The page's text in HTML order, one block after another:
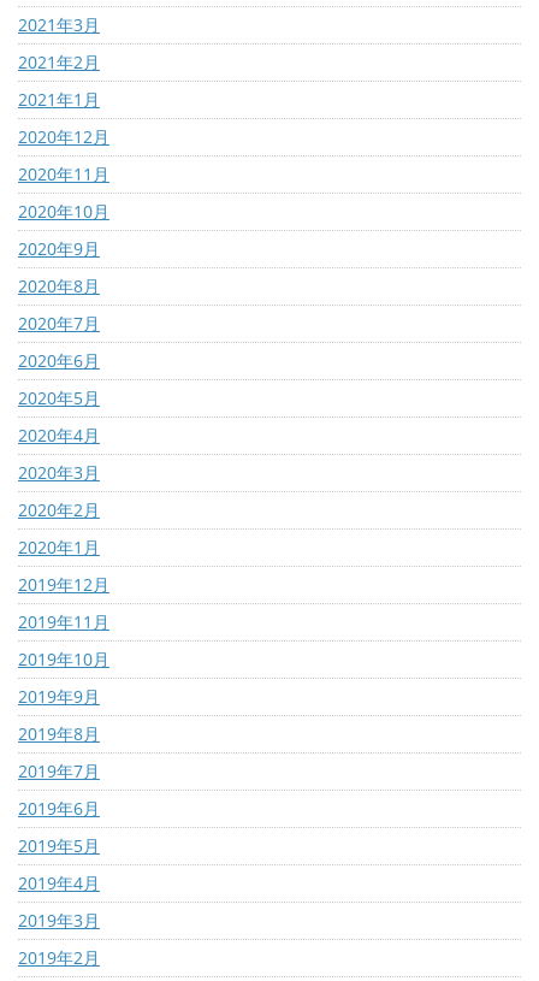
2021年3月
2021年2月
2021年1月
2020年12月
2020年11月
2020年10月
2020年9月
2020年8月
2020年7月
2020年6月
2020年5月
2020年4月
2020年3月
2020年2月
2020年1月
2019年12月
2019年11月
2019年10月
2019年9月
2019年8月
2019年7月
2019年6月
2019年5月
2019年4月
2019年3月
2019年2月